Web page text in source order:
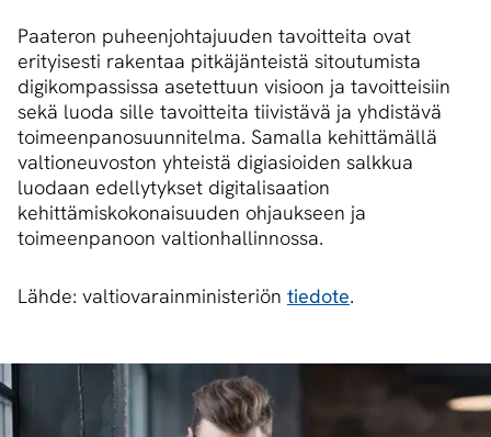
​​​​​​​Paateron puheenjohtajuuden tavoitteita ovat
erityisesti rakentaa pitkäjänteistä sitoutumista
digikompassissa asetettuun visioon ja tavoitteisiin
sekä luoda sille tavoitteita tiivistävä ja yhdistävä
toimeenpanosuunnitelma. Samalla kehittämällä
valtioneuvoston yhteistä digiasioiden salkkua
luodaan edellytykset digitalisaation
kehittämiskokonaisuuden ohjaukseen ja
toimeenpanoon valtionhallinnossa.
Lähde: valtiovarainministeriön tiedote.